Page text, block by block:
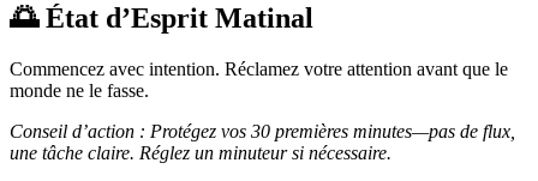
🌅 État d’Esprit Matinal
Commencez avec intention. Réclamez votre attention avant que le
monde ne le fasse.
Conseil d’action : Protégez vos 30 premières minutes—pas de flux,
une tâche claire. Réglez un minuteur si nécessaire.